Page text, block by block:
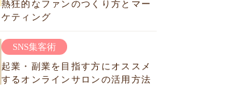
熱狂的なファンのつくり方とマー
ケティング
SNS集客術
起業・副業を目指す方にオススメ
するオンラインサロンの活用方法